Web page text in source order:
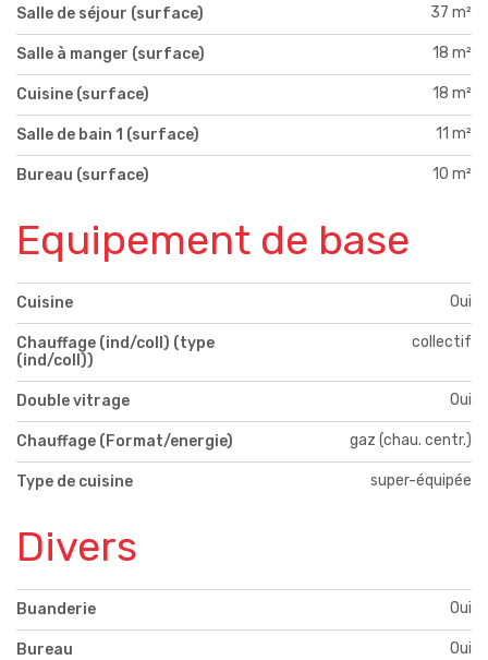
Salle de séjour (surface) 37 m²
Salle à manger (surface) 18 m²
Cuisine (surface) 18 m²
Salle de bain 1 (surface) 11 m²
Bureau (surface) 10 m²
Equipement de base
Cuisine Oui
Chauffage (ind/coll) (type
(ind/coll))
collectif
Double vitrage Oui
Chauffage (Format/energie) gaz (chau. centr.)
Type de cuisine super-équipée
Divers
Buanderie Oui
Bureau Oui